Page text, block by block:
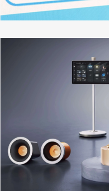
进入酒店客房，客人对